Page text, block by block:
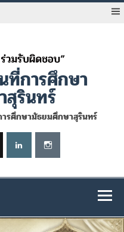
ที่การศึกษา
รินทร์
รศึกษามัธยมศึกษาสุรินทร์